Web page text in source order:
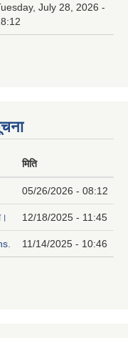
July 28, 2026 -
मिति
05/26/2026 - 08:12
12/18/2025 - 11:45
11/14/2025 - 10:46